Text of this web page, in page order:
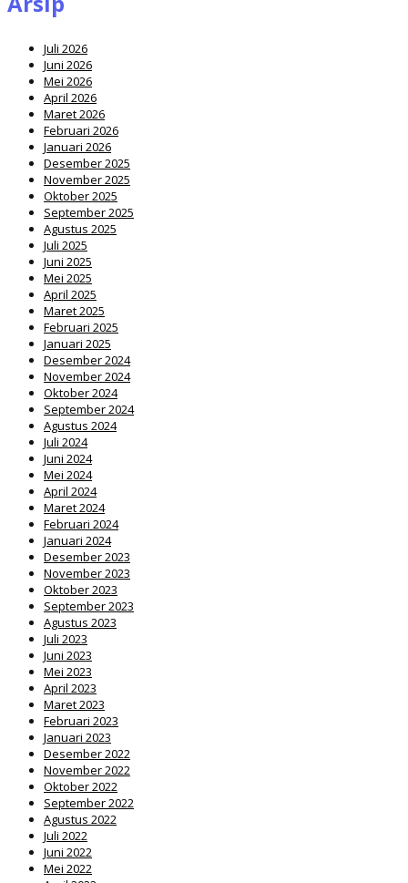
Juli 2026
Juni 2026
Mei 2026
April 2026
Maret 2026
Februari 2026
Januari 2026
Desember 2025
November 2025
Oktober 2025
September 2025
Agustus 2025
Juli 2025
Juni 2025
Mei 2025
April 2025
Maret 2025
Februari 2025
Januari 2025
Desember 2024
November 2024
Oktober 2024
September 2024
Agustus 2024
Juli 2024
Juni 2024
Mei 2024
April 2024
Maret 2024
Februari 2024
Januari 2024
Desember 2023
November 2023
Oktober 2023
September 2023
Agustus 2023
Juli 2023
Juni 2023
Mei 2023
April 2023
Maret 2023
Februari 2023
Januari 2023
Desember 2022
November 2022
Oktober 2022
September 2022
Agustus 2022
Juli 2022
Juni 2022
Mei 2022